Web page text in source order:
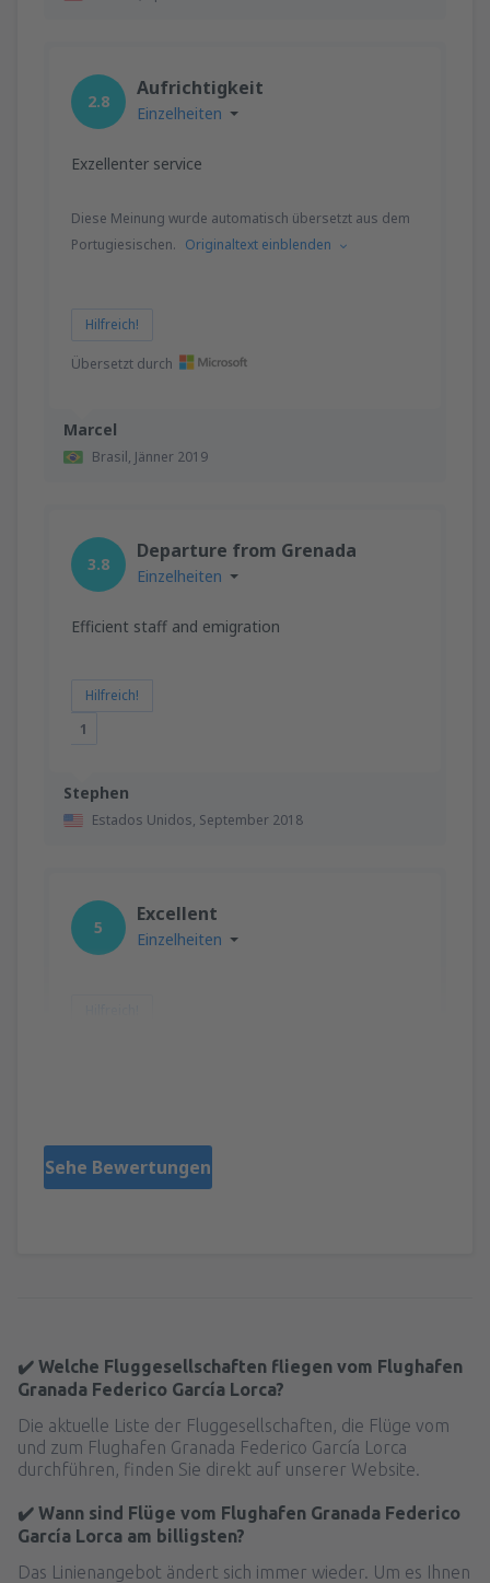
Marcel
Brasil, Jänner 2019
2.8
Aufrichtigkeit
Einzelheiten
Exzellenter service
Diese Meinung wurde automatisch übersetzt aus dem
Portugiesischen. Originaltext einblenden
Hilfreich!
Übersetzt durch
Stephen
Estados Unidos, September 2018
3.8
Departure from Grenada
Einzelheiten
Efficient staff and emigration
Hilfreich!
1
5
Excellent
Einzelheiten
Sehe Bewertungen
✔️ Welche Fluggesellschaften fliegen vom Flughafen
Granada Federico García Lorca?
Die aktuelle Liste der Fluggesellschaften, die Flüge vom
und zum Flughafen Granada Federico García Lorca
durchführen, finden Sie direkt auf unserer Website.
✔️ Wann sind Flüge vom Flughafen Granada Federico
García Lorca am billigsten?
Das Linienangebot ändert sich immer wieder. Um es Ihnen